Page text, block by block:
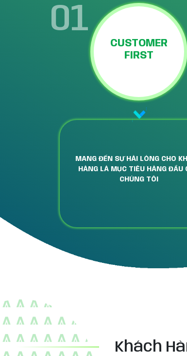
01
CUSTOMER
FIRST
MANG ĐẾN SỰ HÀI LÒNG CHO
HÀNG LÀ MỤC TIÊU HÀNG ĐẦU
CHÚNG TÔI
Khách